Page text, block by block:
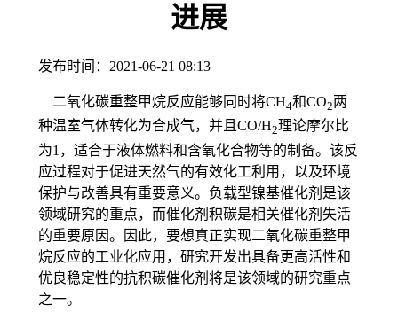
进展
发布时间： 2021-06-21 08:13
二氧化碳重整甲烷反应能够同时将CH4和CO2两
种温室气体转化为合成气，并且CO/H2理论摩尔比
为1，适合于液体燃料和含氧化合物等的制备。该反
应过程对于促进天然气的有效化工利用，以及环境
保护与改善具有重要意义。负载型镍基催化剂是该
领域研究的重点，而催化剂积碳是相关催化剂失活
的重要原因。因此，要想真正实现二氧化碳重整甲
烷反应的工业化应用，研究开发出具备更高活性和
优良稳定性的抗积碳催化剂将是该领域的研究重点
之一。